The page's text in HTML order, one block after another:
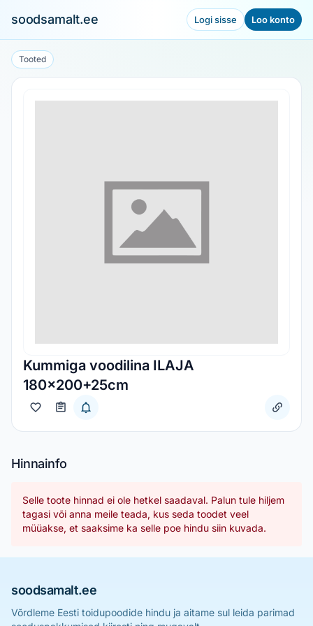
soodsamalt.ee Logi sisse Loo konto
Tooted
Kummiga voodilina ILAJA
180x200+25cm
Hinnainfo
Selle toote hinnad ei ole hetkel saadaval. Palun tule hiljem
tagasi või anna meile teada, kus seda toodet veel
müüakse, et saaksime ka selle poe hindu siin kuvada.
soodsamalt.ee
Võrdleme Eesti toidupoodide hindu ja aitame sul leida parimad